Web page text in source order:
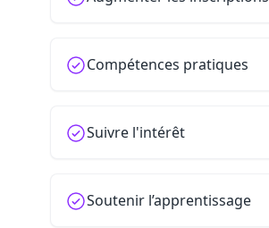
Compétences pratiques
Suivre l'intérêt
Soutenir l’apprentissage